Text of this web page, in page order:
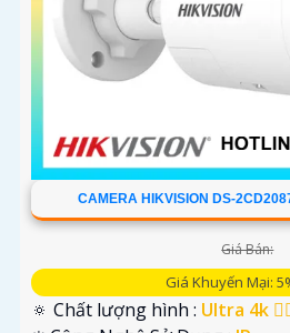
CAMERA HIKVISION DS-
Giá Bán:
Giá Khuyến Mại:
🔅 Chất lượng hình : Ultra 4k